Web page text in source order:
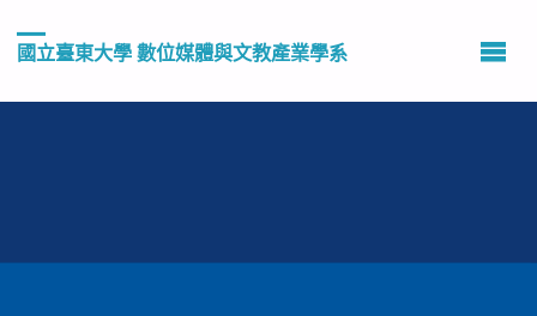
國立臺東大學 數位媒體與文教產業學系